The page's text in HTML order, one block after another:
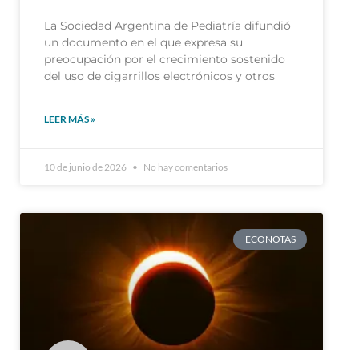
La Sociedad Argentina de Pediatría difundió
un documento en el que expresa su
preocupación por el crecimiento sostenido
del uso de cigarrillos electrónicos y otros
LEER MÁS »
10 de junio de 2026 No hay comentarios
ECONOTAS